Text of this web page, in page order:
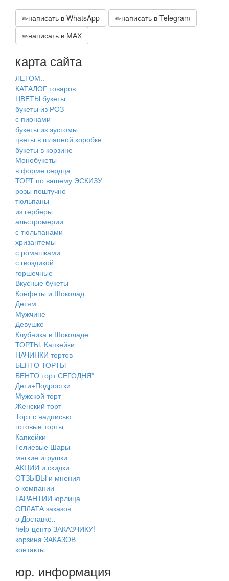
написать в WhatsApp
написать в Telegram
написать в МАХ
карта сайта
ЛЕТОМ..
КАТАЛОГ товаров
ЦВЕТЫ букеты
букеты из РОЗ
с пионами
букеты из эустомы
цветы в шляпной коробке
букеты в корзине
Монобукеты
в форме сердца
ТОРТ по вашему ЭСКИЗУ
розы поштучно
тюльпаны
из герберы
альстромерии
с тюльпанами
хризантемы
с ромашками
с гвоздикой
горшечные
Вкусные букеты
Конфеты и Шоколад
Детям
Мужчине
Девушке
Клубника в Шоколаде
ТОРТЫ, Капкейки
НАЧИНКИ тортов
БЕНТО ТОРТЫ
БЕНТО торт СЕГОДНЯ*
Дети+Подростки
Мужской торт
Женский торт
Торт с надписью
готовые торты
Капкейки
Гелиевые Шары
мягкие игрушки
АКЦИИ и скидки
ОТЗЫВЫ и мнения
о компании
ГАРАНТИИ юрлица
ОПЛАТА заказов
о Доставке..
help-центр ЗАКАЗЧИКУ!
корзина ЗАКАЗОВ
контакты
юр. информация